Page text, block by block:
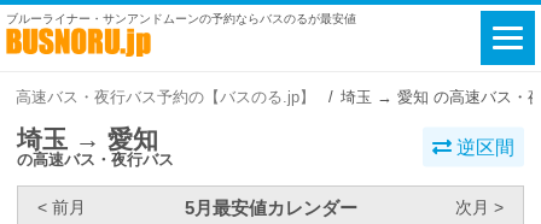
ブルーライナー・サンアンドムーンの予約ならバスのるが最安値
高速バス・夜行バス予約の【バスのる.jp】 埼玉 → 愛知 の高速バス・
埼玉 → 愛知
の高速バス・夜行バス
逆区間
< 前月 5月最安値カレンダー
次月 >